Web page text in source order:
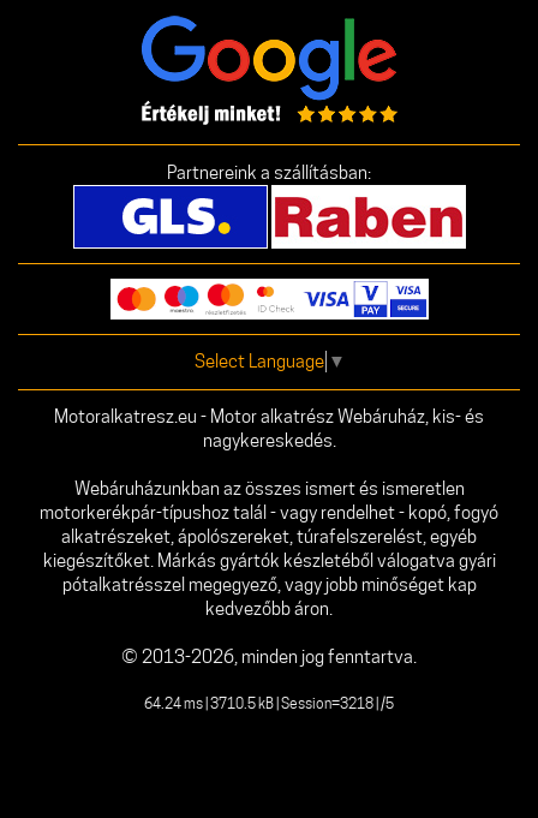
Partnereink a szállításban:
Select Language ▼
Motoralkatresz.eu - Motor alkatrész Webáruház, kis- és
nagykereskedés.
Webáruházunkban az összes ismert és ismeretlen
motorkerékpár-típushoz talál - vagy rendelhet - kopó, fogyó
alkatrészeket, ápolószereket, túrafelszerelést, egyéb
kiegészítőket. Márkás gyártók készletéből válogatva gyári
pótalkatrésszel megegyező, vagy jobb minőséget kap
kedvezőbb áron.
© 2013-2026, minden jog fenntartva.
64.24 ms | 3710.5 kB | Session=3218 | /5